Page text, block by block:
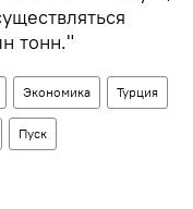
тонн."
Экономика Турция
Пуск